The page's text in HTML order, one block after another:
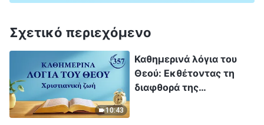
Σχετικό περιεχόμενο
10:43
Καθημερινά λόγια του
Θεού: Εκθέτοντας τη
διαφθορά της